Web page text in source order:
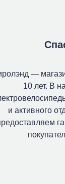
—
10 лет. В
и активного